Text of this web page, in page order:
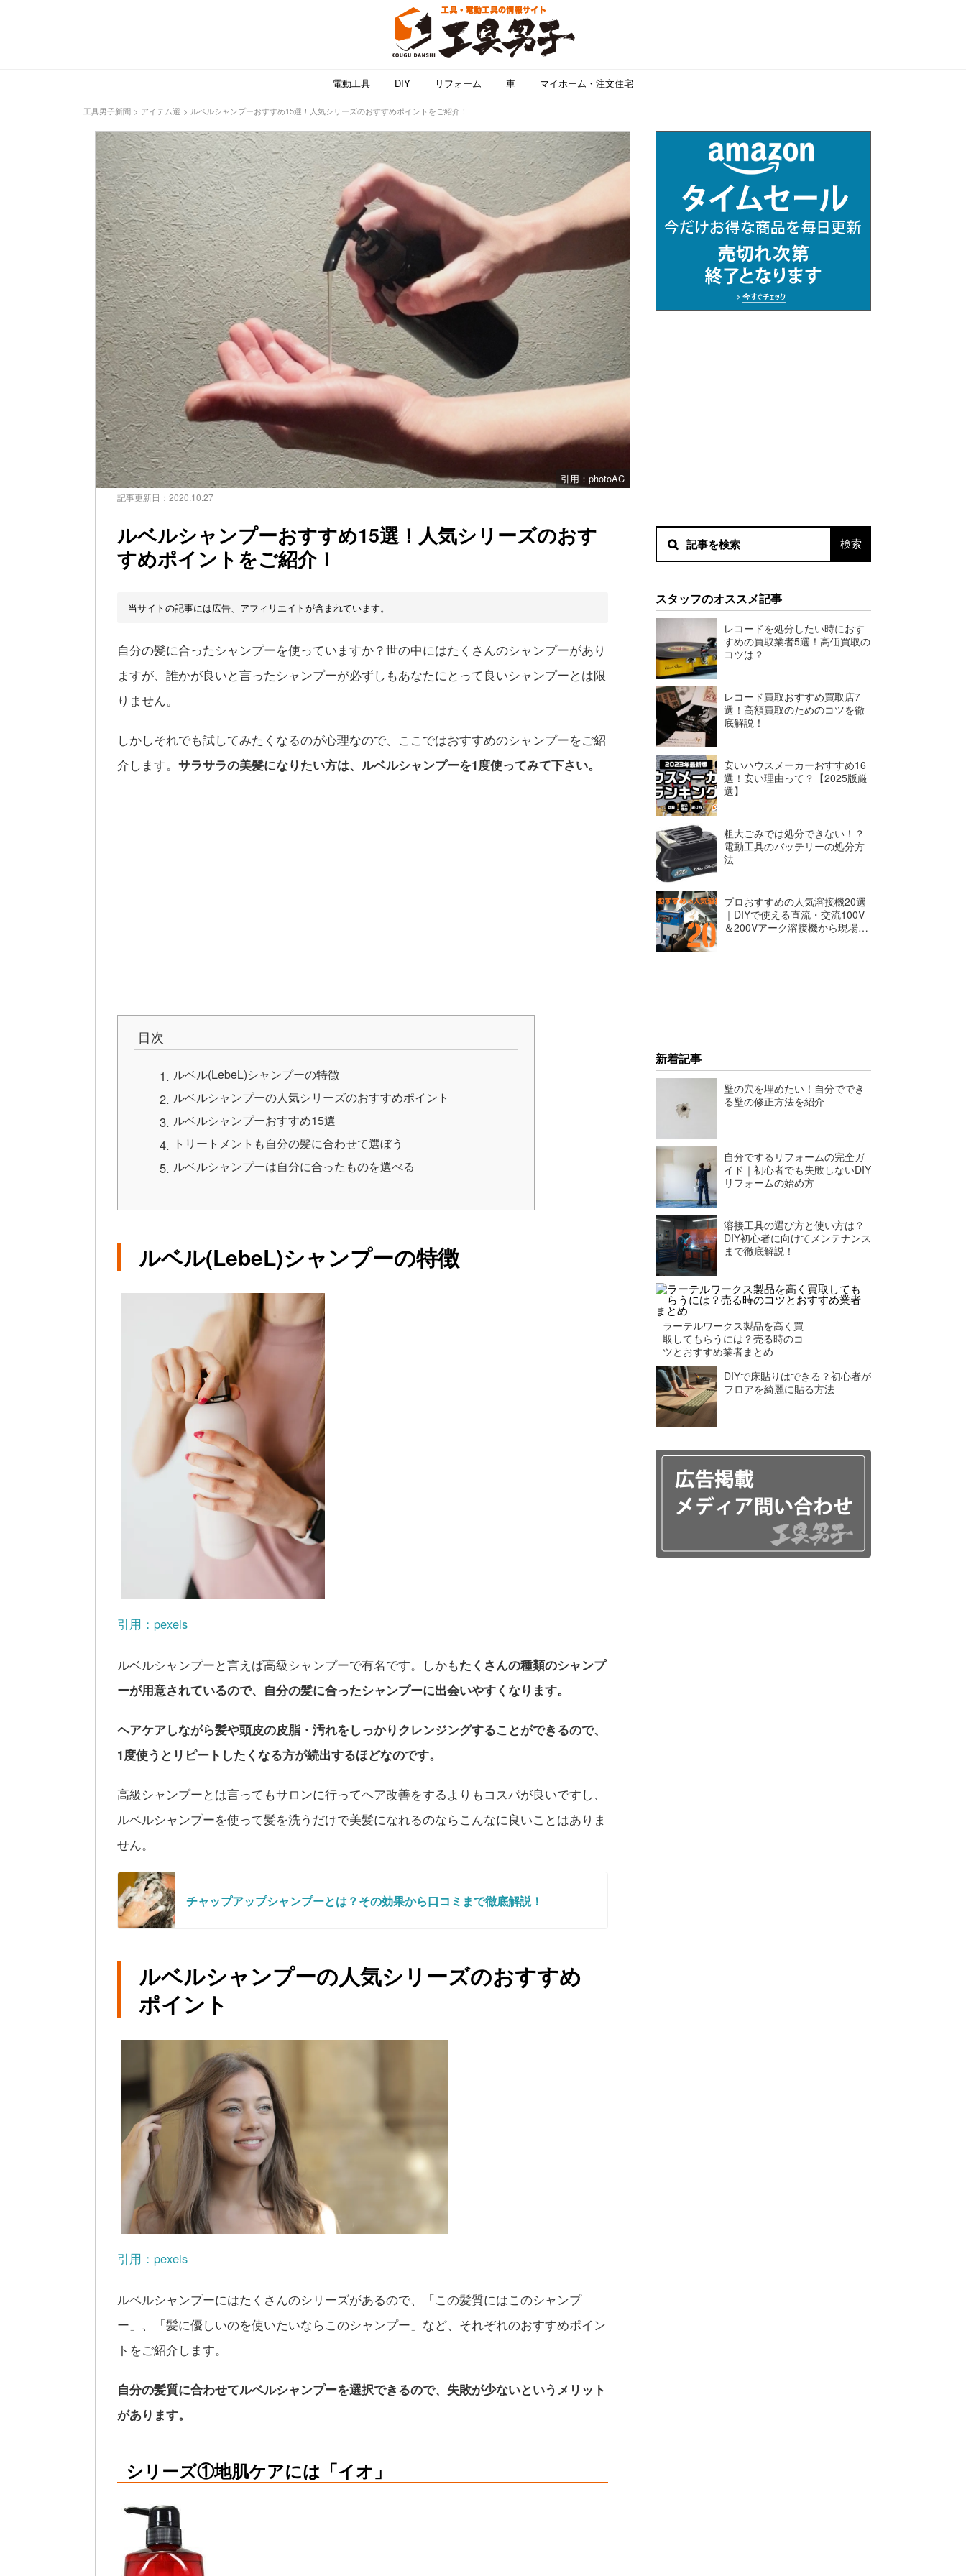
電動工具 DIY リフォーム 車 マイホーム・注文住宅
工具男子新聞 > アイテム選 > ルベルシャンプーおすすめ15選！人気シリーズのおすすめポイントをご紹介！
引用：photoAC
記事更新日： 2020.10.27
ルベルシャンプーおすすめ15選！人気シリーズのおす
すめポイントをご紹介！
当サイトの記事には広告、アフィリエイトが含まれています。
自分の髪に合ったシャンプーを使っていますか？世の中にはたくさんのシャンプーがあり
ますが、誰かが良いと言ったシャンプーが必ずしもあなたにとって良いシャンプーとは限
りません。
しかしそれでも試してみたくなるのが心理なので、ここではおすすめのシャンプーをご紹
介します。 サラサラの美髪になりたい方は、ルベルシャンプーを1度使ってみて下さい。
目次
ルベル(LebeL)シャンプーの特徴
ルベルシャンプーの人気シリーズのおすすめポイント
ルベルシャンプーおすすめ15選
トリートメントも自分の髪に合わせて選ぼう
ルベルシャンプーは自分に合ったものを選べる
ルベル(LebeL)シャンプーの特徴
引用：pexels
ルベルシャンプーと言えば高級シャンプーで有名です。しかもたくさんの種類のシャンプ
ーが用意されているので、自分の髪に合ったシャンプーに出会いやすくなります。
ヘアケアしながら髪や頭皮の皮脂・汚れをしっかりクレンジングすることができるので、
1度使うとリピートしたくなる方が続出するほどなのです。
高級シャンプーとは言ってもサロンに行ってヘア改善をするよりもコスパが良いですし、
ルベルシャンプーを使って髪を洗うだけで美髪になれるのならこんなに良いことはありま
せん。
チャップアップシャンプーとは？その効果から口コミまで徹底解説！
ルベルシャンプーの人気シリーズのおすすめ
ポイント
引用：pexels
ルベルシャンプーにはたくさんのシリーズがあるので、「この髪質にはこのシャンプ
ー」、「髪に優しいのを使いたいならこのシャンプー」など、それぞれのおすすめポイン
トをご紹介します。
自分の髪質に合わせてルベルシャンプーを選択できるので、失敗が少ないというメリット
があります。
シリーズ①地肌ケアには「イオ」
スタッフのオススメ記事
レコードを処分したい時におす
すめの買取業者5選！高価買取の
コツは？
レコード買取おすすめ買取店7
選！高額買取のためのコツを徹
底解説！
安いハウスメーカーおすすめ16
選！安い理由って？【2025版厳
選】
粗大ごみでは処分できない！？
電動工具のバッテリーの処分方
法
プロおすすめの人気溶接機20選
｜DIYで使える直流・交流100V
＆200Vアーク溶接機から現場で
新着記事
壁の穴を埋めたい！自分ででき
る壁の修正方法を紹介
自分でするリフォームの完全ガ
イド｜初心者でも失敗しないDIY
リフォームの始め方
溶接工具の選び方と使い方は？
DIY初心者に向けてメンテナンス
まで徹底解説！
ラーテルワークス製品を高く買
取してもらうには？売る時のコ
ツとおすすめ業者まとめ
DIYで床貼りはできる？初心者が
フロアを綺麗に貼る方法